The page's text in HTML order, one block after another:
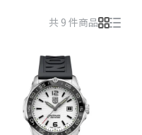
共 9 件商品